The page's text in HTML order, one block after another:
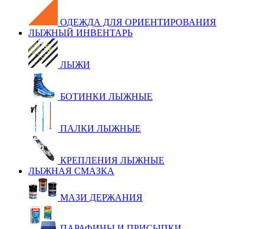
ОДЕЖДА ДЛЯ ОРИЕНТИРОВАНИЯ
ЛЫЖНЫЙ ИНВЕНТАРЬ
ЛЫЖИ
БОТИНКИ ЛЫЖНЫЕ
ПАЛКИ ЛЫЖНЫЕ
КРЕПЛЕНИЯ ЛЫЖНЫЕ
ЛЫЖНАЯ СМАЗКА
МАЗИ ДЕРЖАНИЯ